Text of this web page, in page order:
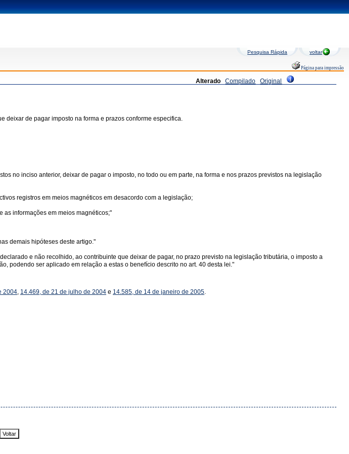
Pesquisa Rápida voltar
Página para impressão
Alterado Compilado Original
deixar de pagar imposto na forma e prazos conforme especifica.
no inciso anterior, deixar de pagar o imposto, no todo ou em parte, na forma e nos prazos previstos na legislação
registros em meios magnéticos em desacordo com a legislação;
as informações em meios magnéticos;"
demais hipóteses deste artigo."
e não recolhido, ao contribuinte que deixar de pagar, no prazo previsto na legislação tributária, o imposto a
podendo ser aplicado em relação a estas o benefício descrito no art. 40 desta lei."
2004, 14.469, de 21 de julho de 2004 e 14.585, de 14 de janeiro de 2005.